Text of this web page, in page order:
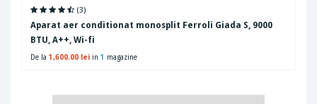
(3)
Aparat aer conditionat monosplit Ferroli Giada S, 9000
BTU, A++, Wi-fi
De la 1,600.00 lei in 1 magazine